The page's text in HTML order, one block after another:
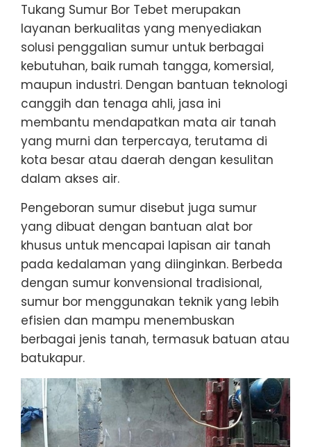
Tukang Sumur Bor Tebet merupakan
layanan berkualitas yang menyediakan
solusi penggalian sumur untuk berbagai
kebutuhan, baik rumah tangga, komersial,
maupun industri. Dengan bantuan teknologi
canggih dan tenaga ahli, jasa ini
membantu mendapatkan mata air tanah
yang murni dan terpercaya, terutama di
kota besar atau daerah dengan kesulitan
dalam akses air.
Pengeboran sumur disebut juga sumur
yang dibuat dengan bantuan alat bor
khusus untuk mencapai lapisan air tanah
pada kedalaman yang diinginkan. Berbeda
dengan sumur konvensional tradisional,
sumur bor menggunakan teknik yang lebih
efisien dan mampu menembuskan
berbagai jenis tanah, termasuk batuan atau
batukapur.